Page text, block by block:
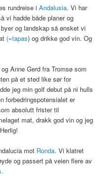
rundreise iAndalusia. Vi har
vi hadde både planer og
og landskap så ønsket vi
(=tapas) og drikke god vin. Og
Anne Gerd fra Tromsø som
på et sted like sør for
jeg min golf debut på ni hulls
forbedringspotensialet er
absolutt frister til
mat, drakk god vin og jeg
mot Ronda. Vi klatret
og passert på veien flere av